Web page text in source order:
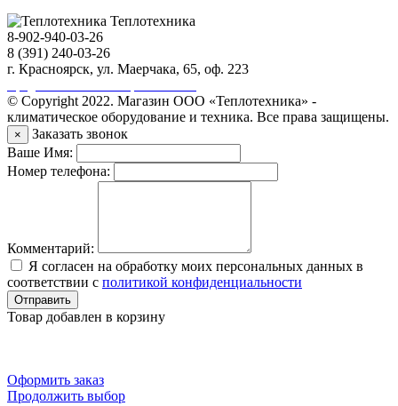
Теплотехника
8-902-940-03-26
8 (391) 240-03-26
г. Красноярск, ул. Маерчака, 65, оф. 223
© Copyright 2022. Магазин ООО «Теплотехника» -
климатическое оборудование и техника. Все права защищены.
×
Заказать звонок
Ваше Имя:
Номер телефона:
Комментарий:
Я согласен на обработку моих персональных данных в
соответствии с политикой конфиденциальности
Отправить
Товар добавлен в корзину
Оформить заказ
Продолжить выбор